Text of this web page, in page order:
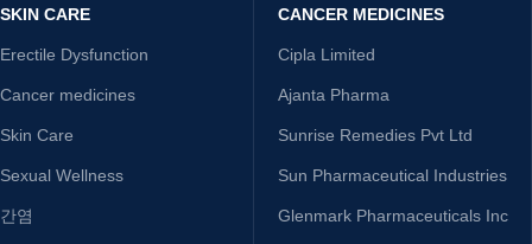
SKIN CARE
Erectile Dysfunction
Cancer medicines
Skin Care
Sexual Wellness
간염
CANCER MEDICINES
Cipla Limited
Ajanta Pharma
Sunrise Remedies Pvt Ltd
Sun Pharmaceutical Industries
Glenmark Pharmaceuticals Inc